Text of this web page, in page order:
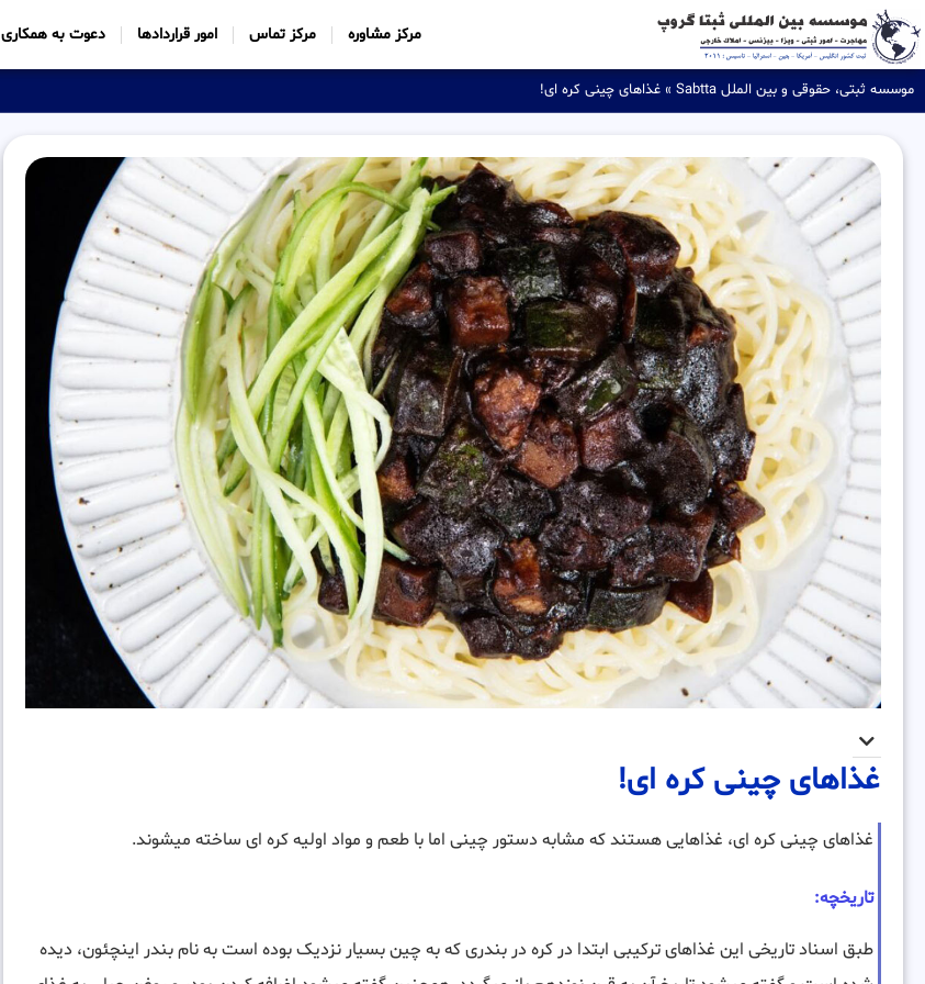
مرکز مشاوره مرکز تماس امور قراردادها دعوت به همکاری
موسسه ثبتی، حقوقی و بین الملل Sabtta » غذاهای چینی کره ای!
غذاهای چینی کره ای!
غذاهای چینی کره ای، غذاهایی هستند که مشابه دستور چینی اما با طعم و مواد اولیه کره ای ساخته میشوند.
تاریخچه:
طبق اسناد تاریخی این غذاهای ترکیبی ابتدا در کره در بندری که به چین بسیار نزدیک بوده است به نام بندر اینچئون، دیده